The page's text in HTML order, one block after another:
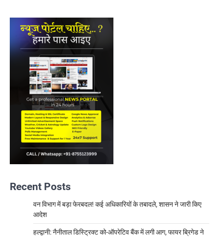
Recent Posts
वन विभाग में बड़ा फेरबदल! कई अधिकारियों के तबादले, शासन ने जारी किए
आदेश
हल्द्वानी: नैनीताल डिस्ट्रिक्ट को-ऑपरेटिव बैंक में लगी आग, फायर ब्रिगेड ने